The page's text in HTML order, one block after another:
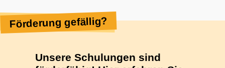
Förderung gefällig?
Unsere Schulungen sind